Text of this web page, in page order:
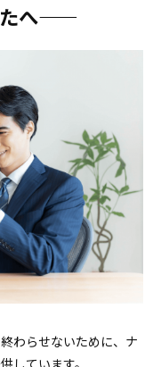
たへ——
わらせないために、ナ
しています。